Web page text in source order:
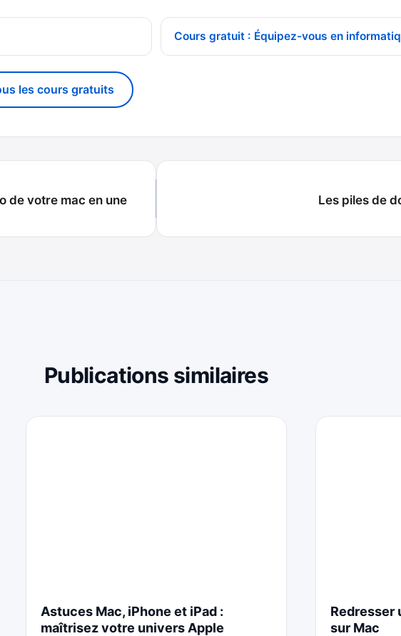
Cours gratuit : Équipez-vous en
les cours gratuits
de votre mac en une
Les piles de
Publications similaires
Astuces Mac, iPhone et iPad :
maîtrisez votre univers Apple
Redresser
sur Mac